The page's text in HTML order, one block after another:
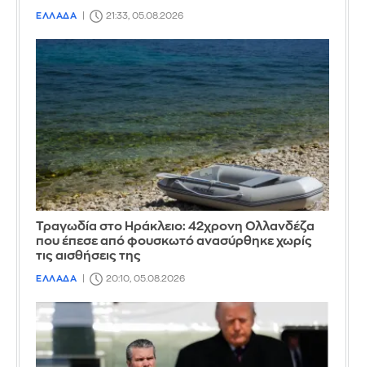
ΕΛΛΑΔΑ 21:33, 05.08.2026
Τραγωδία στο Ηράκλειο: 42χρονη Ολλανδέζα
που έπεσε από φουσκωτό ανασύρθηκε χωρίς
τις αισθήσεις της
ΕΛΛΑΔΑ 20:10, 05.08.2026